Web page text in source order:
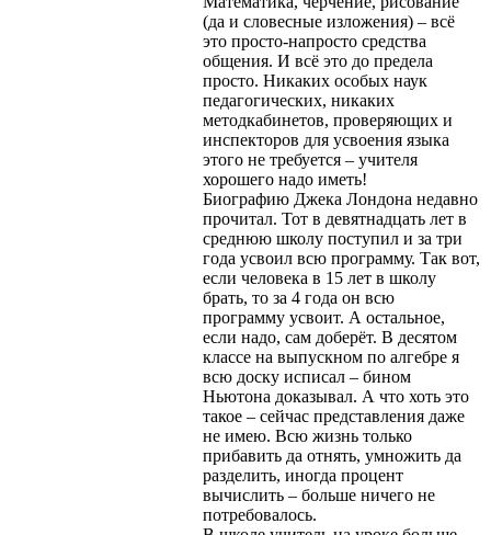
(да и словесные изложения) – всё
это просто-напросто средства
общения. И всё это до предела
просто. Никаких особых наук
педагогических, никаких
методкабинетов, проверяющих и
инспекторов для усвоения языка
этого не требуется – учителя
хорошего надо иметь!
Биографию Джека Лондона недавно
прочитал. Тот в девятнадцать лет в
среднюю школу поступил и за три
года усвоил всю программу. Так вот,
если человека в 15 лет в школу
брать, то за 4 года он всю
программу усвоит. А остальное,
если надо, сам доберёт. В десятом
классе на выпускном по алгебре я
всю доску исписал – бином
Ньютона доказывал. А что хоть это
такое – сейчас представления даже
не имею. Всю жизнь только
прибавить да отнять, умножить да
разделить, иногда процент
вычислить – больше ничего не
потребовалось.